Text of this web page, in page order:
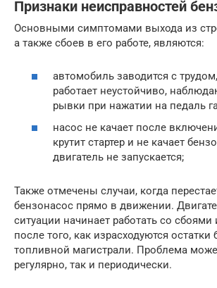
Признаки неисправностей
Основными симптомами выхода из
а также сбоев в его работе, являются:
автомобиль заводится с
работает неустойчиво,
рывки при нажатии на педаль
насос не качает после
крутит стартер и не качает
двигатель не запускается;
Также отмечены случаи, когда
бензонасос прямо в движении.
ситуации начинает работать со сбоями
после того, как израсходуются остатки
топливной магистрали. Проблема
регулярно, так и периодически.